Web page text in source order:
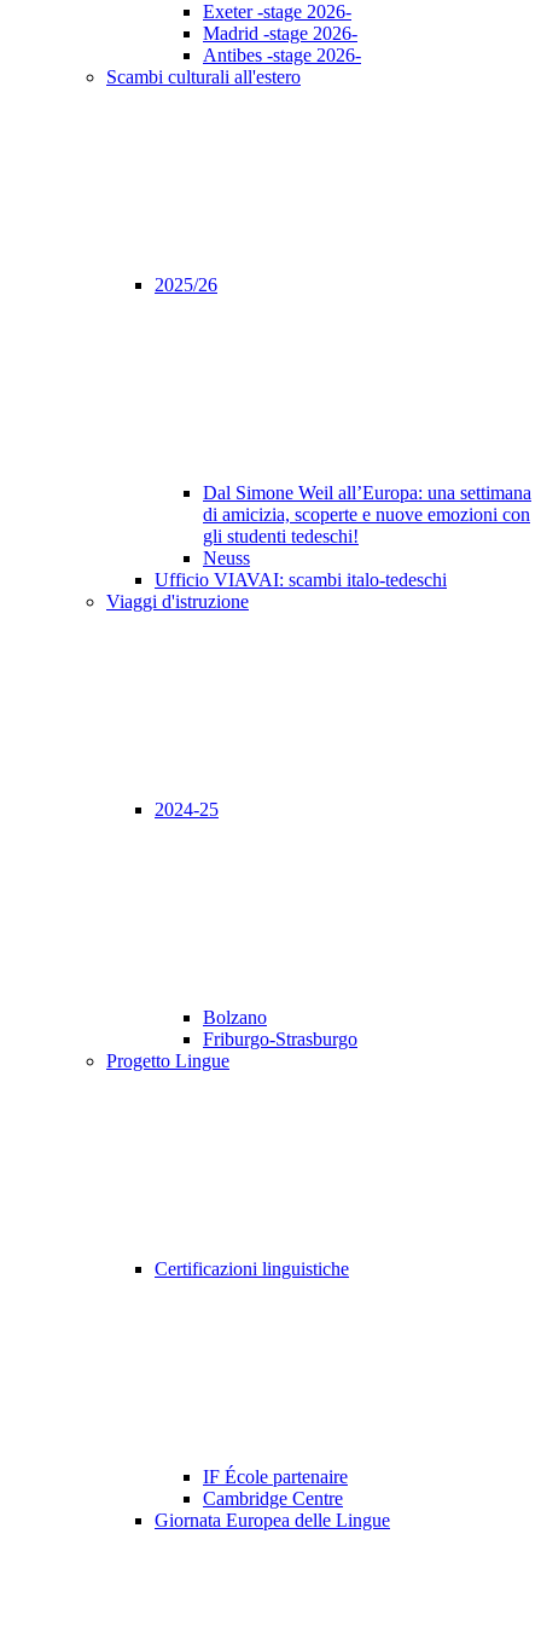
Exeter -stage 2026-
Madrid -stage 2026-
Antibes -stage 2026-
Scambi culturali all'estero
2025/26
Dal Simone Weil all’Europa: una settimana
di amicizia, scoperte e nuove emozioni con
gli studenti tedeschi!
Neuss
Ufficio VIAVAI: scambi italo-tedeschi
Viaggi d'istruzione
2024-25
Bolzano
Friburgo-Strasburgo
Progetto Lingue
Certificazioni linguistiche
IF École partenaire
Cambridge Centre
Giornata Europea delle Lingue